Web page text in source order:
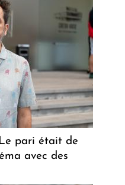
pari était de
avec des